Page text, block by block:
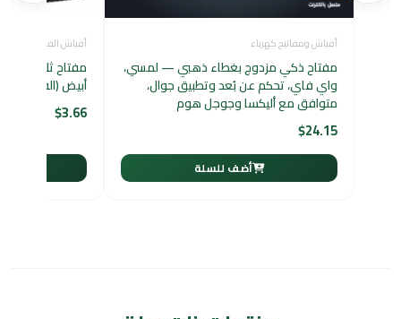
أفياش ومفاتيح كهرباء
مفتاح ذكي مزدوج بغطاء ذهبي — لمسي،
واي فاي، تحكم عن بُعد وتطبيق جوال،
متوافق مع أليكسا وجوجل هوم
$24.15
أضف للسلة
أفياش الفنار
أبيض (الفنار)
$3.66